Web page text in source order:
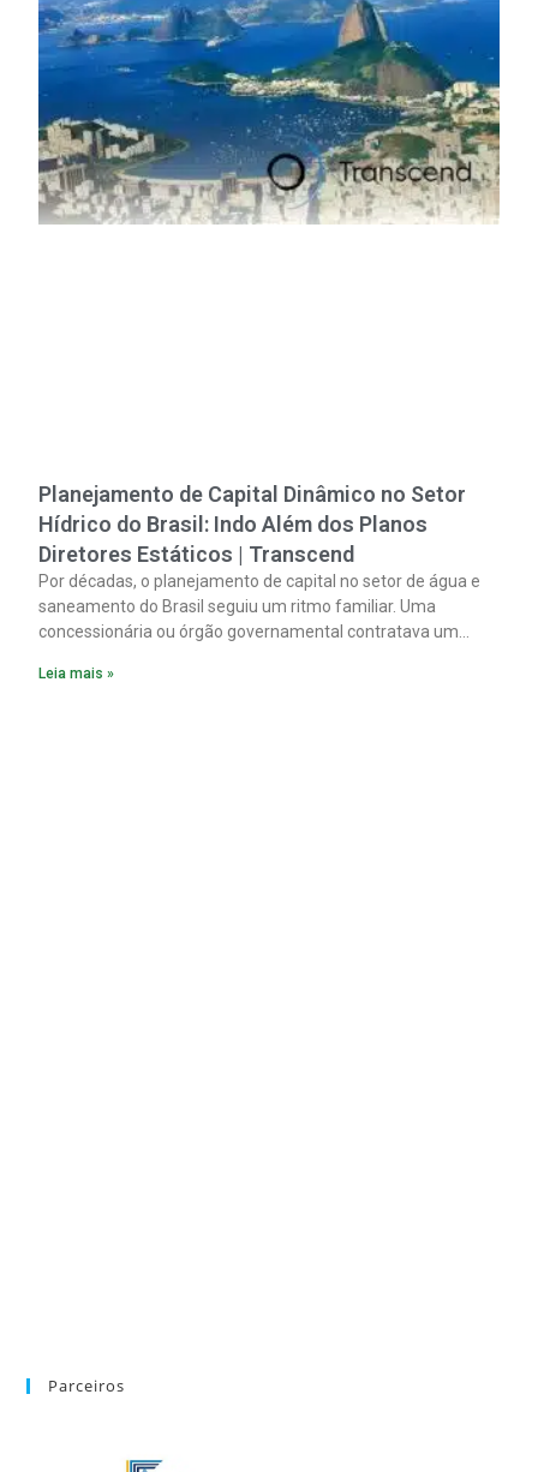
Planejamento de Capital Dinâmico no Setor
Hídrico do Brasil: Indo Além dos Planos
Diretores Estáticos | Transcend
Por décadas, o planejamento de capital no setor de água e
saneamento do Brasil seguiu um ritmo familiar. Uma
concessionária ou órgão governamental contratava um
Leia mais »
Parceiros